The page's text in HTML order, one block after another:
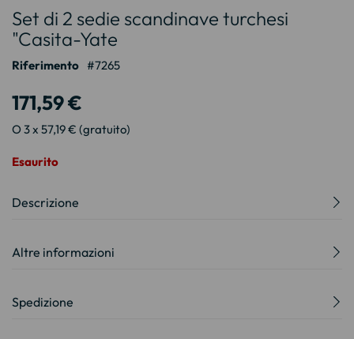
all'inizio
della
galleria
di
Set di 2 sedie scandinave turchesi
"Casita-Yate
Riferimento 7265
171,59 €
O 3 x 57,19 € (gratuito)
Esaurito
Descrizione
Altre informazioni
Spedizione